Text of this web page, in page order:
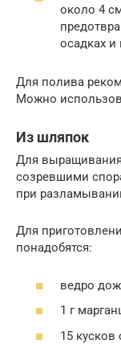
около 4
осадках
Для полива
Можно
Из шляпок
Для
созревшими
при
Для
понадобятся:
ведро
1 г
15 кусков